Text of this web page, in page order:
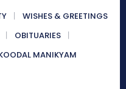
WISHES & GREETINGS
OBITUARIES
MANIKYAM